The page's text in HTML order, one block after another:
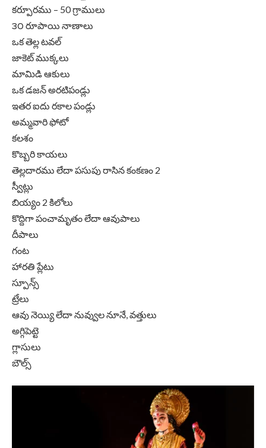
కర్పూరము – 50 గ్రాములు
౩౦ రూపాయి నాణాలు
ఒక తెల్ల టవల్
జాకెట్ ముక్కలు
మామిడి ఆకులు
ఒక డజన్ అరటిపండ్లు
ఇతర ఐదు రకాల పండ్లు
అమ్మవారి ఫోటో
కలశం
కొబ్బరి కాయలు
తెల్లదారము లేదా పసుపు రాసిన కంకణం 2
స్వీట్లు
బియ్యం 2 కిలోలు
కొద్దిగా పంచామృతం లేదా ఆవుపాలు
దీపాలు
గంట
హారతి ప్లేటు
స్పూన్స్
ట్రేలు
ఆవు నెయ్యి లేదా నువ్వుల నూనే, వత్తులు
అగ్గిపెట్టె
గ్లాసులు
బౌల్స్